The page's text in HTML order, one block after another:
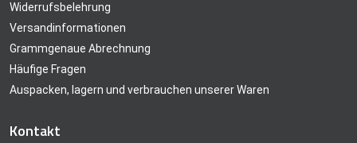
Widerrufsbelehrung
Versandinformationen
Grammgenaue Abrechnung
Häufige Fragen
Auspacken, lagern und verbrauchen unserer Waren
Kontakt